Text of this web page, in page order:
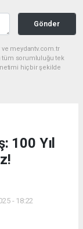
Gönder
ve meydantv.com.tr
tüm sorumluluğu tek
hiçbir şekilde
100 Yıl
- 18:22